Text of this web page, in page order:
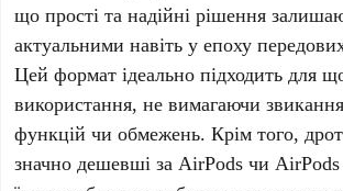
що прості та надійні рішення
актуальними навіть у епоху
Цей формат ідеально підходить для
використання, не вимагаючи
функцій чи обмежень. Крім того,
значно дешевші заAirPods чи